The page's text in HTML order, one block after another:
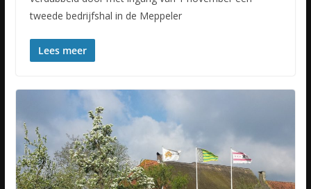
tweede bedrijfshal in de Meppeler
Lees meer